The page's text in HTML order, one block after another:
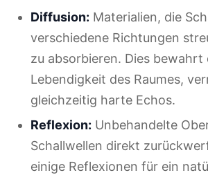
Diffusion: Materialien, die
verschiedene Richtungen
zu absorbieren. Dies bewahrt
Lebendigkeit des Raumes,
gleichzeitig harte Echos.
Reflexion: Unbehandelte
Schallwellen direkt
einige Reflexionen für ein